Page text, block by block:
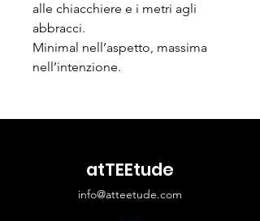
alle chiacchiere e i metri agli
abbracci.
Minimal nell’aspetto, massima
nell’intenzione.
atTEEtude
info@atteetude.com